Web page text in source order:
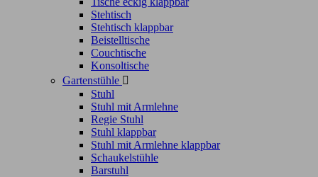
Stehtisch
Stehtisch klappbar
Beistelltische
Couchtische
Konsoltische
Gartenstühle 
Stuhl
Stuhl mit Armlehne
Regie Stuhl
Stuhl klappbar
Stuhl mit Armlehne klappbar
Schaukelstühle
Barstuhl